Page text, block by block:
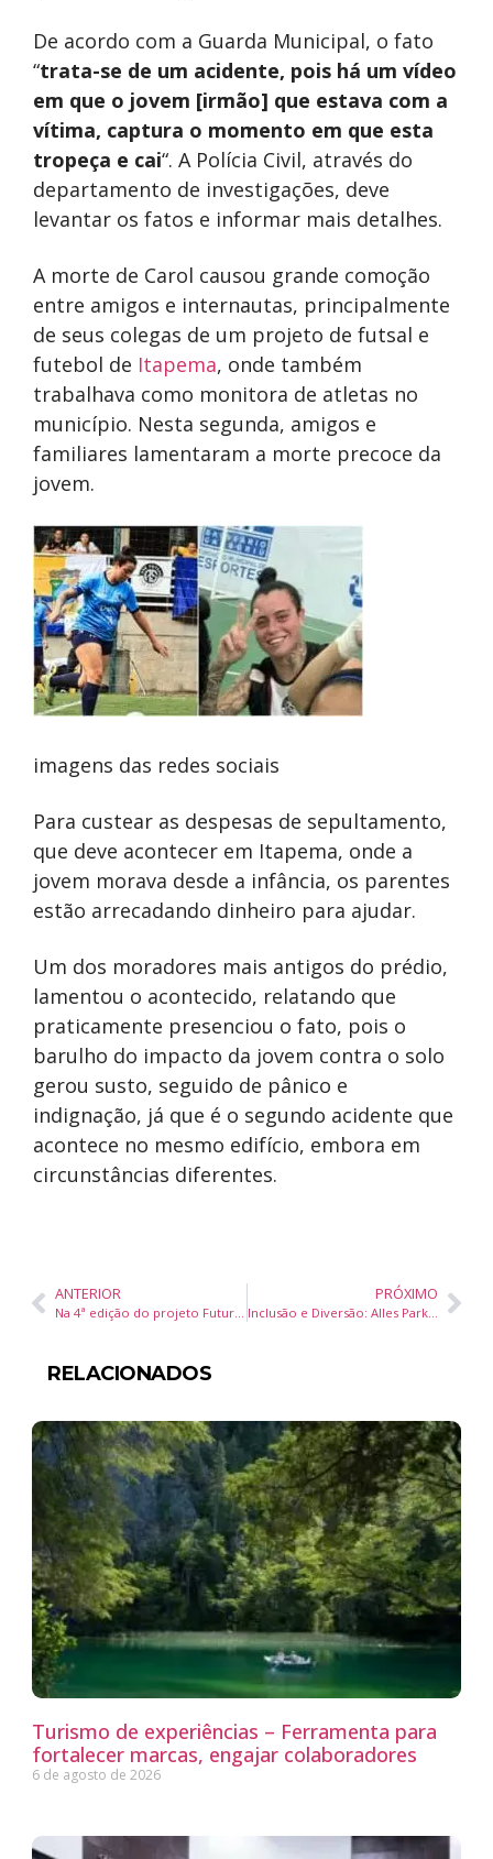
De acordo com a Guarda Municipal, o fato
“trata-se de um acidente, pois há um vídeo
em que o jovem [irmão] que estava com a
vítima, captura o momento em que esta
tropeça e cai“. A Polícia Civil, através do
departamento de investigações, deve
levantar os fatos e informar mais detalhes.
A morte de Carol causou grande comoção
entre amigos e internautas, principalmente
de seus colegas de um projeto de futsal e
futebol de Itapema, onde também
trabalhava como monitora de atletas no
município. Nesta segunda, amigos e
familiares lamentaram a morte precoce da
jovem.
imagens das redes sociais
Para custear as despesas de sepultamento,
que deve acontecer em Itapema, onde a
jovem morava desde a infância, os parentes
estão arrecadando dinheiro para ajudar.
Um dos moradores mais antigos do prédio,
lamentou o acontecido, relatando que
praticamente presenciou o fato, pois o
barulho do impacto da jovem contra o solo
gerou susto, seguido de pânico e
indignação, já que é o segundo acidente que
acontece no mesmo edifício, embora em
circunstâncias diferentes.
ANTERIOR
Na 4ª edição do projeto Futuros Disruptivos, jovens mergulham na magia da contação de histórias
PRÓXIMO
Inclusão e Diversão: Alles Park e FG Big Wheel celebram o Dia Nacional da Pessoa com Deficiência
RELACIONADOS
Turismo de experiências – Ferramenta para
fortalecer marcas, engajar colaboradores
6 de agosto de 2026